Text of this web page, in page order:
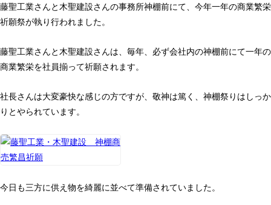
藤聖工業さんと木聖建設さんの事務所神棚前にて、今年一年の商業繁栄
祈願祭が執り行われました。
藤聖工業さんと木聖建設さんは、毎年、必ず会社内の神棚前にて一年の
商業繁栄を社員揃って祈願されます。
社長さんは大変豪快な感じの方ですが、敬神は篤く、神棚祭りはしっか
りとやられています。
今日も三方に供え物を綺麗に並べて準備されていました。